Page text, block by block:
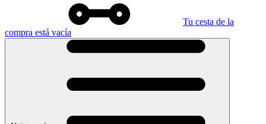
Tu cesta de la
compra está vacía